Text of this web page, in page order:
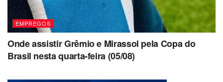
EMPREGOS
Onde assistir Grêmio e Mirassol pela Copa do
Brasil nesta quarta-feira (05/08)